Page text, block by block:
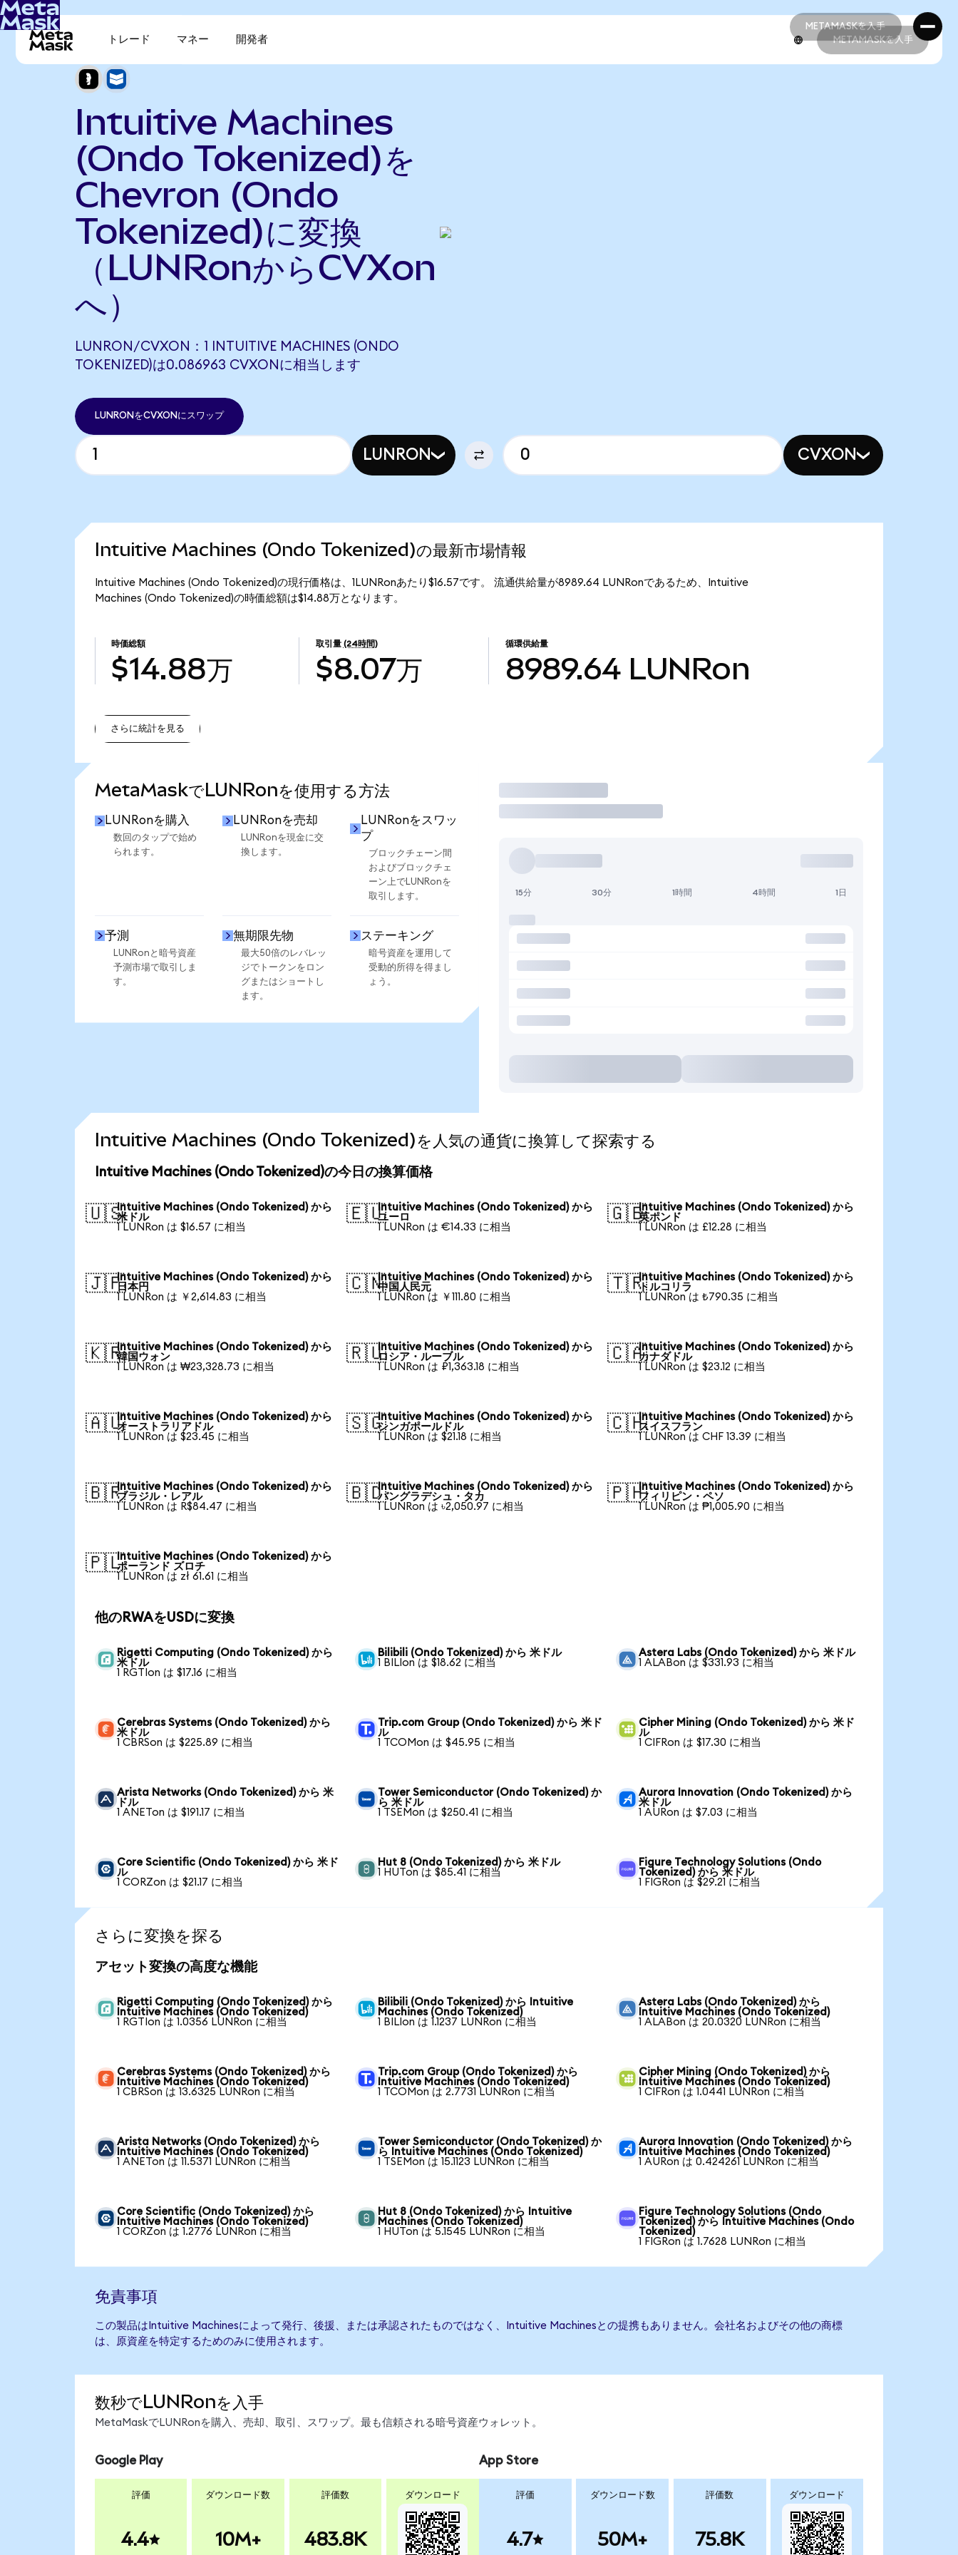
METAMASKを入手
METAMASKを入手
トレード マネー 開発者 METAMASKを入手
Intuitive Machines
(Ondo Tokenized)を
Chevron (Ondo
Tokenized)に変換
（LUNRonからCVXon
へ）
LUNRON/CVXON：1 INTUITIVE MACHINES (ONDO
TOKENIZED)は0.086963 CVXONに相当します
LUNRONをCVXONにスワップ
LUNRON CVXON
Intuitive Machines (Ondo Tokenized)の最新市場情報
Intuitive Machines (Ondo Tokenized)の現行価格は、1LUNRonあたり$16.57です。 流通供給量が8989.64 LUNRonであるため、Intuitive
Machines (Ondo Tokenized)の時価総額は$14.88万となります。
時価総額
$14.88万
取引量 (24時間)
$8.07万
循環供給量
8989.64 LUNRon
さらに統計を見る
MetaMaskでLUNRonを使用する方法
LUNRonを購入
数回のタップで始め
られます。
LUNRonを売却
LUNRonを現金に交
換します。
LUNRonをスワッ
プ
ブロックチェーン間
およびブロックチェ
ーン上でLUNRonを
取引します。
予測
LUNRonと暗号資産
予測市場で取引しま
す。
無期限先物
最大50倍のレバレッ
ジでトークンをロン
グまたはショートし
ます。
ステーキング
暗号資産を運用して
受動的所得を得まし
ょう。
取引
15分 30分 1時間 4時間 1日
Intuitive Machines (Ondo Tokenized)を人気の通貨に換算して探索する
Intuitive Machines (Ondo Tokenized)の今日の換算価格
🇺🇸Intuitive Machines (Ondo Tokenized) から
米ドル
1 LUNRon は $16.57 に相当
🇪🇺Intuitive Machines (Ondo Tokenized) から
ユーロ
1 LUNRon は €14.33 に相当
🇬🇧Intuitive Machines (Ondo Tokenized) から
英ポンド
1 LUNRon は £12.28 に相当
🇯🇵Intuitive Machines (Ondo Tokenized) から
日本円
1 LUNRon は ￥2,614.83 に相当
🇨🇳Intuitive Machines (Ondo Tokenized) から
中国人民元
1 LUNRon は ￥111.80 に相当
🇹🇷Intuitive Machines (Ondo Tokenized) から
トルコリラ
1 LUNRon は ₺790.35 に相当
🇰🇷Intuitive Machines (Ondo Tokenized) から
韓国ウォン
1 LUNRon は ₩23,328.73 に相当
🇷🇺Intuitive Machines (Ondo Tokenized) から
ロシア・ルーブル
1 LUNRon は ₽1,363.18 に相当
🇨🇦Intuitive Machines (Ondo Tokenized) から
カナダドル
1 LUNRon は $23.12 に相当
🇦🇺Intuitive Machines (Ondo Tokenized) から
オーストラリアドル
1 LUNRon は $23.45 に相当
🇸🇬Intuitive Machines (Ondo Tokenized) から
シンガポールドル
1 LUNRon は $21.18 に相当
🇨🇭Intuitive Machines (Ondo Tokenized) から
スイスフラン
1 LUNRon は CHF 13.39 に相当
🇧🇷Intuitive Machines (Ondo Tokenized) から
ブラジル・レアル
1 LUNRon は R$84.47 に相当
🇧🇩Intuitive Machines (Ondo Tokenized) から
バングラデシュ・タカ
1 LUNRon は ৳2,050.97 に相当
🇵🇭Intuitive Machines (Ondo Tokenized) から
フィリピン・ペソ
1 LUNRon は ₱1,005.90 に相当
🇵🇱Intuitive Machines (Ondo Tokenized) から
ポーランド ズロチ
1 LUNRon は zł 61.61 に相当
他のRWAをUSDに変換
Rigetti Computing (Ondo Tokenized) から
米ドル
1 RGTIon は $17.16 に相当
Bilibili (Ondo Tokenized) から 米ドル
1 BILIon は $18.62 に相当
Astera Labs (Ondo Tokenized) から 米ドル
1 ALABon は $331.93 に相当
Cerebras Systems (Ondo Tokenized) から
米ドル
1 CBRSon は $225.89 に相当
Trip.com Group (Ondo Tokenized) から 米ド
ル
1 TCOMon は $45.95 に相当
Cipher Mining (Ondo Tokenized) から 米ド
ル
1 CIFRon は $17.30 に相当
Arista Networks (Ondo Tokenized) から 米
ドル
1 ANETon は $191.17 に相当
Tower Semiconductor (Ondo Tokenized) か
ら 米ドル
1 TSEMon は $250.41 に相当
Aurora Innovation (Ondo Tokenized) から
米ドル
1 AURon は $7.03 に相当
Core Scientific (Ondo Tokenized) から 米ド
ル
1 CORZon は $21.17 に相当
Hut 8 (Ondo Tokenized) から 米ドル
1 HUTon は $85.41 に相当
Figure Technology Solutions (Ondo
Tokenized) から 米ドル
1 FIGRon は $29.21 に相当
さらに変換を探る
アセット変換の高度な機能
Rigetti Computing (Ondo Tokenized) から
Intuitive Machines (Ondo Tokenized)
1 RGTIon は 1.0356 LUNRon に相当
Bilibili (Ondo Tokenized) から Intuitive
Machines (Ondo Tokenized)
1 BILIon は 1.1237 LUNRon に相当
Astera Labs (Ondo Tokenized) から
Intuitive Machines (Ondo Tokenized)
1 ALABon は 20.0320 LUNRon に相当
Cerebras Systems (Ondo Tokenized) から
Intuitive Machines (Ondo Tokenized)
1 CBRSon は 13.6325 LUNRon に相当
Trip.com Group (Ondo Tokenized) から
Intuitive Machines (Ondo Tokenized)
1 TCOMon は 2.7731 LUNRon に相当
Cipher Mining (Ondo Tokenized) から
Intuitive Machines (Ondo Tokenized)
1 CIFRon は 1.0441 LUNRon に相当
Arista Networks (Ondo Tokenized) から
Intuitive Machines (Ondo Tokenized)
1 ANETon は 11.5371 LUNRon に相当
Tower Semiconductor (Ondo Tokenized) か
ら Intuitive Machines (Ondo Tokenized)
1 TSEMon は 15.1123 LUNRon に相当
Aurora Innovation (Ondo Tokenized) から
Intuitive Machines (Ondo Tokenized)
1 AURon は 0.424261 LUNRon に相当
Core Scientific (Ondo Tokenized) から
Intuitive Machines (Ondo Tokenized)
1 CORZon は 1.2776 LUNRon に相当
Hut 8 (Ondo Tokenized) から Intuitive
Machines (Ondo Tokenized)
1 HUTon は 5.1545 LUNRon に相当
Figure Technology Solutions (Ondo
Tokenized) から Intuitive Machines (Ondo
Tokenized)
1 FIGRon は 1.7628 LUNRon に相当
免責事項
この製品はIntuitive Machinesによって発行、後援、または承認されたものではなく、Intuitive Machinesとの提携もありません。会社名およびその他の商標
は、原資産を特定するためのみに使用されます。
数秒でLUNRonを入手
MetaMaskでLUNRonを購入、売却、取引、スワップ。最も信頼される暗号資産ウォレット。
Google Play
評価
4.4
ダウンロード数
10M+
評価数
483.8K
ダウンロード
App Store
評価
4.7
ダウンロード数
50M+
評価数
75.8K
ダウンロード